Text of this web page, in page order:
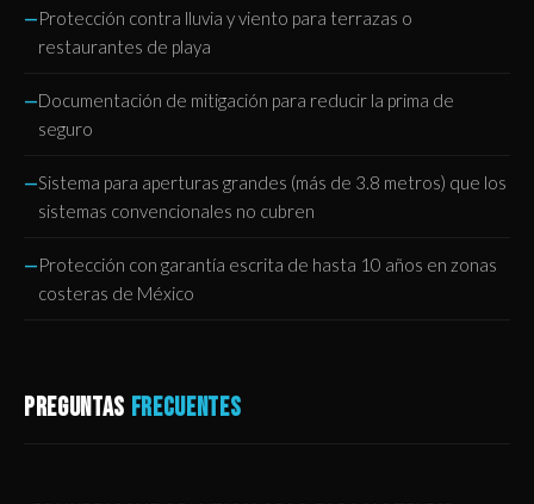
Protección contra lluvia y viento para terrazas o
restaurantes de playa
Documentación de mitigación para reducir la prima de
seguro
Sistema para aperturas grandes (más de 3.8 metros) que los
sistemas convencionales no cubren
Protección con garantía escrita de hasta 10 años en zonas
costeras de México
PREGUNTAS FRECUENTES